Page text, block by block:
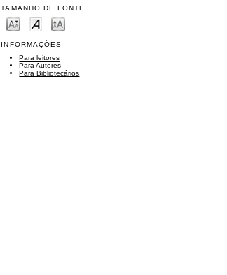
TAMANHO DE FONTE
INFORMAÇÕES
Para leitores
Para Autores
Para Bibliotecários